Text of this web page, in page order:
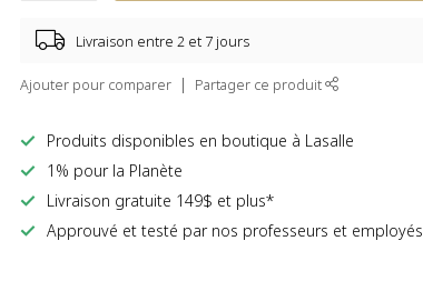
Livraison entre 2 et 7 jours
Ajouter pour comparer Partager ce produit
Produits disponibles en boutique à Lasalle
1% pour la Planète
Livraison gratuite 149$ et plus*
Approuvé et testé par nos professeurs et employés